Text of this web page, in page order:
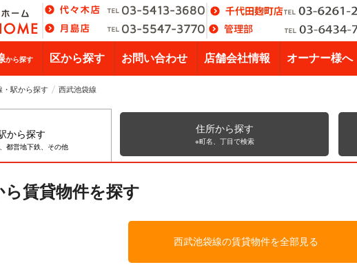
から探す 区から探す お問い合わせ 店舗会社情報 オーナー様へ
・駅から探す 西武池袋線
から探す
都営地下鉄、その他
住所から探す
※町名、丁目で検索
ら賃貸物件を探す
西武池袋線の賃貸物件を全部見る